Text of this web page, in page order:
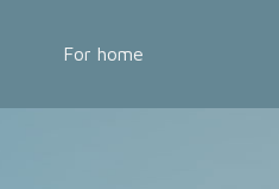
For home